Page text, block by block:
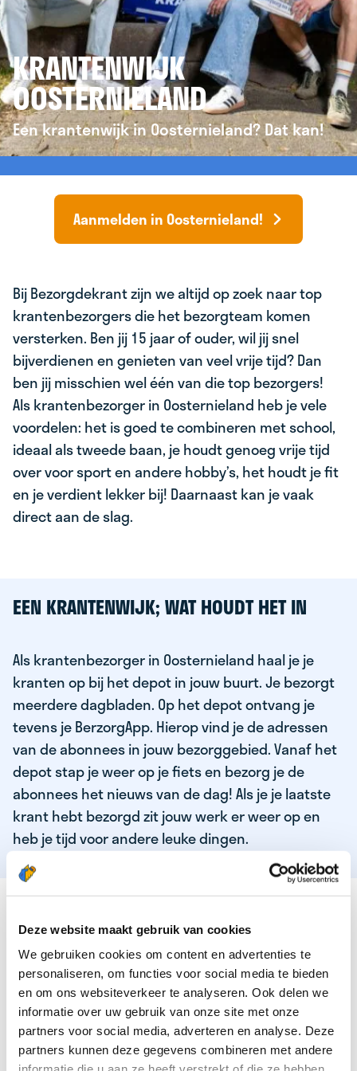
Deze website maakt gebruik van cookies
We gebruiken cookies om content en advertenties te
personaliseren, om functies voor social media te bieden
en om ons websiteverkeer te analyseren. Ook delen we
informatie over uw gebruik van onze site met onze
partners voor social media, adverteren en analyse. Deze
partners kunnen deze gegevens combineren met andere
KRANTENWIJK
OOSTERNIELAND
Een krantenwijk in Oosternieland? Dat kan!
Aanmelden in Oosternieland!
Bij Bezorgdekrant zijn we altijd op zoek naar top
krantenbezorgers die het bezorgteam komen
versterken. Ben jij 15 jaar of ouder, wil jij snel
bijverdienen en genieten van veel vrije tijd? Dan
ben jij misschien wel één van die top bezorgers!
Als krantenbezorger in Oosternieland heb je vele
voordelen: het is goed te combineren met school,
ideaal als tweede baan, je houdt genoeg vrije tijd
over voor sport en andere hobby’s, het houdt je fit
en je verdient lekker bij! Daarnaast kan je vaak
direct aan de slag.
EEN KRANTENWIJK; WAT HOUDT HET IN
Als krantenbezorger in Oosternieland haal je je
kranten op bij het depot in jouw buurt. Je bezorgt
meerdere dagbladen. Op het depot ontvang je
tevens je BerzorgApp. Hierop vind je de adressen
van de abonnees in jouw bezorggebied. Vanaf het
depot stap je weer op je fiets en bezorg je de
abonnees het nieuws van de dag! Als je je laatste
krant hebt bezorgd zit jouw werk er weer op en
heb je tijd voor andere leuke dingen.
DEZE KWALITEITEN HEEFT ONZE TOP
KRANTENBEZORGER
Je bent verantwoordelijk en zelfstandig
Je houdt van lekker bewegen in de frisse lucht
Je houdt vooral van fijn werk dat lekker bijverdient!
Je wordt blij van het bezorgen van het laatste nieuws